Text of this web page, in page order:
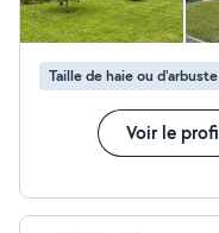
Taille de haie ou d'arbuste
Voir le